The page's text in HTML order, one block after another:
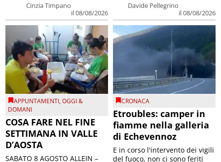
Cinzia Timpano
il 08/08/2026
Davide Pellegrino
il 08/08/2026
APPUNTAMENTI,OGGI &
DOMANI
COSA FARE NEL FINE
SETTIMANA IN VALLE
D’AOSTA
SABATO 8 AGOSTO ALLEIN –
CRONACA
Etroubles: camper in
fiamme nella galleria
di Echevennoz
E in corso l'intervento dei vigili
del fuoco, non ci sono feriti